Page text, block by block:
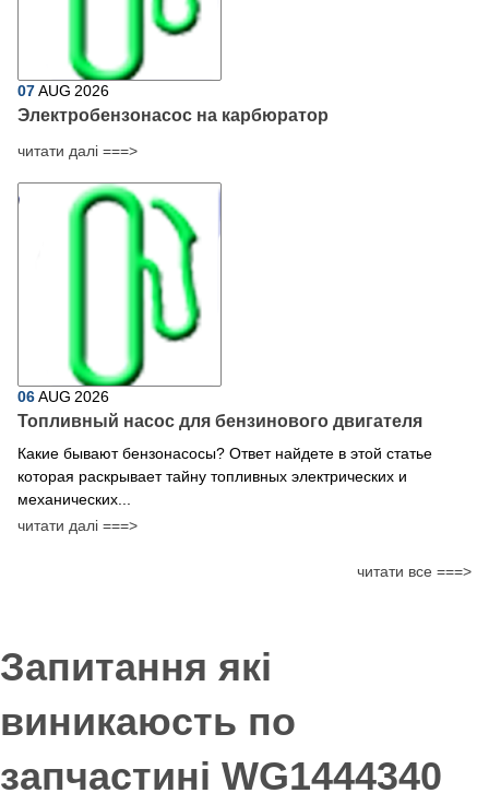
07AUG 2026
Электробензонасос на карбюратор
читати далі ===>
06AUG 2026
Топливный насос для бензинового двигателя
Какие бывают бензонасосы? Ответ найдете в этой статье
которая раскрывает тайну топливных электрических и
механических...
читати далі ===>
читати все ===>
Запитання які
виникаюсть по
запчастині WG1444340